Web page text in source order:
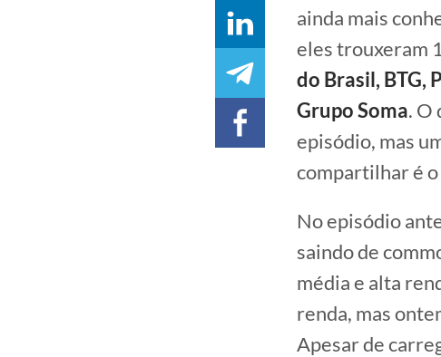
ainda mais
eles trouxeram
do Brasil, BTG,
Grupo Soma. O
episódio, mas
compartilhar é o
No episódio
saindo de
média e alta
renda, mas
Apesar de